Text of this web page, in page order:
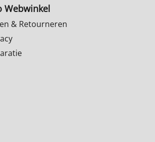
Webwinkel
& Retourneren